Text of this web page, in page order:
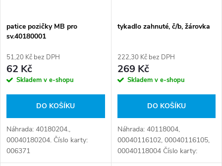
patice pozičky MB pro
sv.40180001
51,20 Kč bez DPH
62 Kč
Skladem v e-shopu
DO KOŠÍKU
Náhrada: 40180204.,
00040180204. Číslo karty:
006371
tykadlo zahnuté, č/b, žárovka
222,30 Kč bez DPH
269 Kč
Skladem v e-shopu
DO KOŠÍKU
Náhrada: 40118004,
00040116102, 00040116105,
00040118004 Číslo karty:
001234